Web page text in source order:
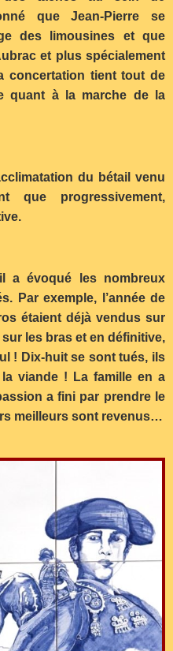
que Jean-Pierre se
des limousines et que
et plus spécialement
concertation tient tout de
quant à la marche de la
du bétail venu
que progressivement,
a évoqué les nombreux
Par exemple, l’année de
étaient déjà vendus sur
les bras et en définitive,
! Dix-huit se sont tués, ils
viande ! La famille en a
a fini par prendre le
meilleurs sont revenus…